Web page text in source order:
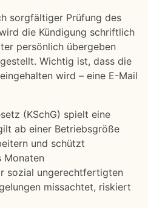
sorgfältiger Prüfung des
die Kündigung schriftlich
persönlich übergeben
Wichtig ist, dass die
wird – eine E-Mail
(KSchG) spielt eine
ab einer Betriebsgröße
und schützt
Monaten
sozial ungerechtfertigten
missachtet, riskiert